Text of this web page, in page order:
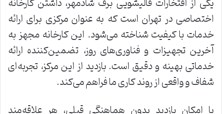
اختصاصی در تهران است که به عنوان مرکزی برای ارائه
خدمات با کیفیت شناخته می‌شود. این کارخانه مجهز به
آخرین تجهیزات و فناوری‌های روز، تضمین‌کننده ارائه
خدماتی بهینه و دقیق است. بازدید از این مرکز، تجربه‌ای
شفاف و واقعی از روند کاری ما فراهم می‌کند.